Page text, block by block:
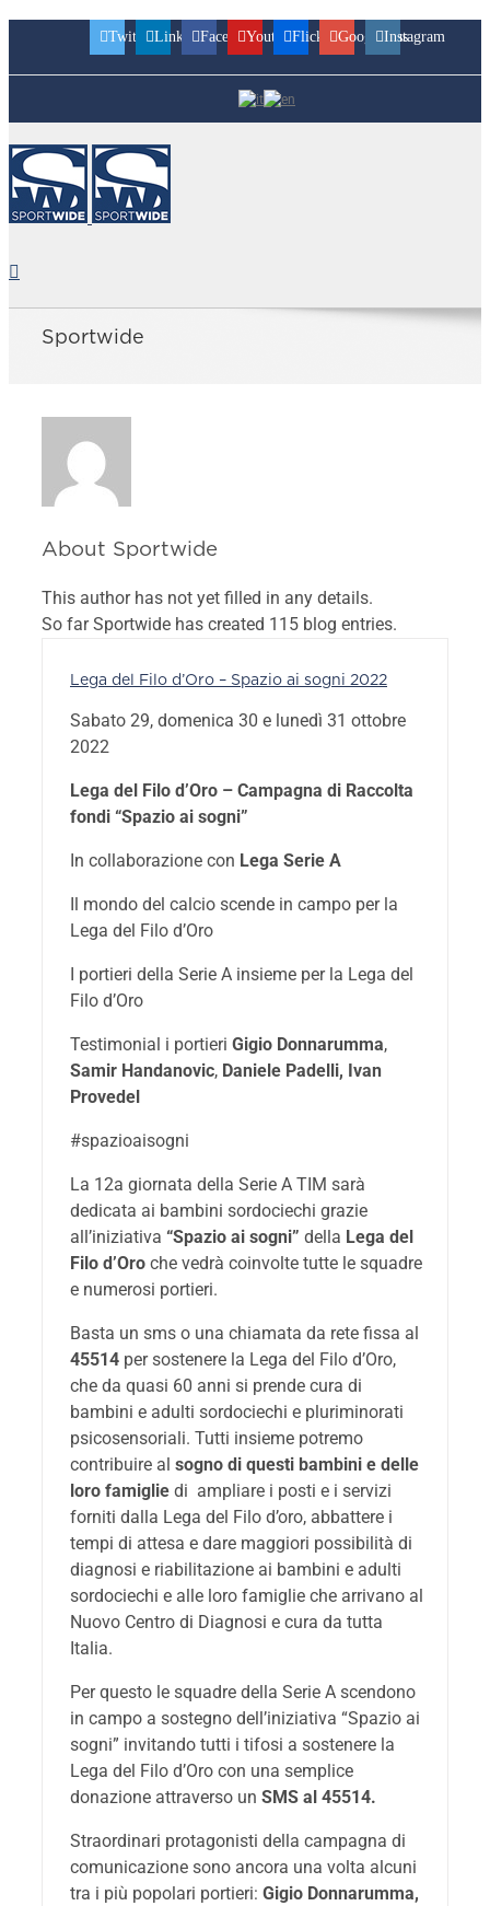
TwitterLinkedinFacebookYoutubeFlickr GoogleplusInstagram
Sportwide
About Sportwide
This author has not yet filled in any details.
So far Sportwide has created 115 blog entries.
Lega del Filo d’Oro – Spazio ai sogni 2022
Sabato 29, domenica 30 e lunedì 31 ottobre
2022
Lega del Filo d’Oro – Campagna di Raccolta
fondi “Spazio ai sogni”
In collaborazione con Lega Serie A
Il mondo del calcio scende in campo per la
Lega del Filo d’Oro
I portieri della Serie A insieme per la Lega del
Filo d’Oro
Testimonial i portieri Gigio Donnarumma,
Samir Handanovic, Daniele Padelli, Ivan
Provedel
#spazioaisogni
La 12a giornata della Serie A TIM sarà
dedicata ai bambini sordociechi grazie
all’iniziativa “Spazio ai sogni” della Lega del
Filo d’Oro che vedrà coinvolte tutte le squadre
e numerosi portieri.
Basta un sms o una chiamata da rete fissa al
45514 per sostenere la Lega del Filo d’Oro,
che da quasi 60 anni si prende cura di
bambini e adulti sordociechi e pluriminorati
psicosensoriali. Tutti insieme potremo
contribuire al sogno di questi bambini e delle
loro famiglie di ampliare i posti e i servizi
forniti dalla Lega del Filo d’oro, abbattere i
tempi di attesa e dare maggiori possibilità di
diagnosi e riabilitazione ai bambini e adulti
sordociechi e alle loro famiglie che arrivano al
Nuovo Centro di Diagnosi e cura da tutta
Italia.
Per questo le squadre della Serie A scendono
in campo a sostegno dell’iniziativa “Spazio ai
sogni” invitando tutti i tifosi a sostenere la
Lega del Filo d’Oro con una semplice
donazione attraverso un SMS al 45514.
Straordinari protagonisti della campagna di
comunicazione sono ancora una volta alcuni
tra i più popolari portieri: Gigio Donnarumma,